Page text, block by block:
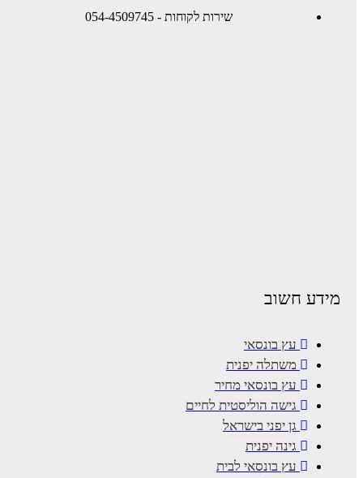
שירות לקוחות - 054-4509745
מידע חשוב
עץ בונסאי
משתלה יפנית
עץ בונסאי מחיר
גישה הוליסטית לחיים
גן יפני בישראל
גינה יפנית
עץ בונסאי לבית